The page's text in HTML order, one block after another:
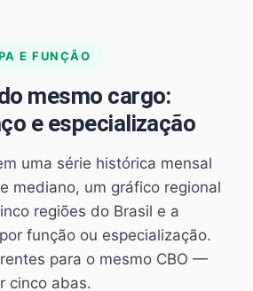
E FUNÇÃO
mesmo cargo:
e especialização
uma série histórica mensal
mediano, um gráfico regional
regiões do Brasil e a
função ou especialização.
para o mesmo CBO —
cinco abas.